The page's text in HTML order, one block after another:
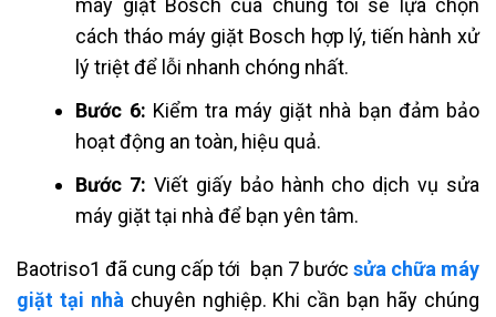
máy giặt Bosch của chúng tôi sẽ lựa chọn
cách tháo máy giặt Bosch hợp lý, tiến hành xử
lý triệt để lỗi nhanh chóng nhất.
Bước 6: Kiểm tra máy giặt nhà bạn đảm bảo
hoạt động an toàn, hiệu quả.
Bước 7:Viết giấy bảo hành cho dịch vụ sửa
máy giặt tại nhà để bạn yên tâm.
Baotriso1 đã cung cấp tới bạn 7 bước sửa chữa máy
giặt tại nhà chuyên nghiệp. Khi cần bạn hãy chúng